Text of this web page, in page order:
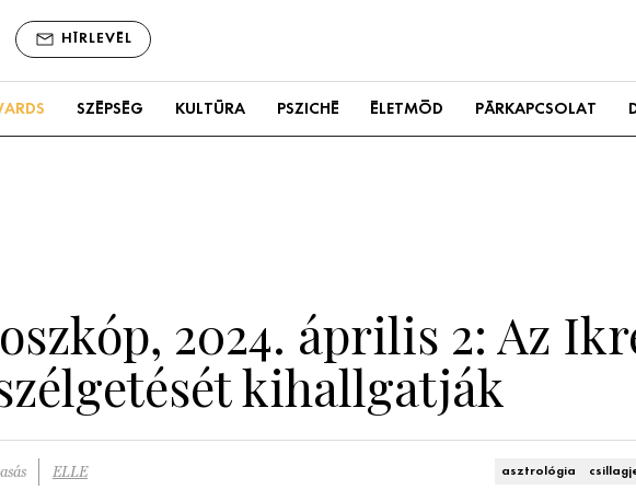
HÍRLEVÉL
SZÉPSÉG KULTÚRA PSZICHÉ ÉLETMÓD PÁRKAPCSOLAT
2024. április 2: Az
kihallgatják
ELLE asztrológia